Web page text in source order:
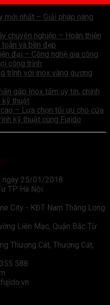
mới nhất – Giải pháp nâng
chuyên nghiệp – Hoàn thiện
và bền đẹp
đại – Công nghệ gia công
công trình
trình với inox vàng gương
gấp Inox tấm uy tín, chính
kỹ thuật
– Lựa chọn tối ưu cho cửa
kỹ thuật cùng Fujido
ngày 25/01/2018
TP Hà Nội.
City - KĐT Nam Thăng Long
Liên Mạc, Quận Bắc Từ
Thượng Cát, Thượng Cát,
588